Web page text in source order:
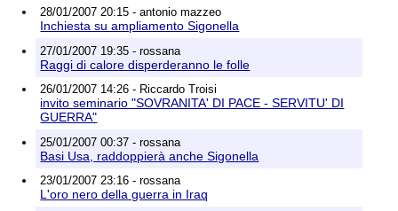
28/01/2007 20:15 - antonio mazzeo
Inchiesta su ampliamento Sigonella
27/01/2007 19:35 - rossana
Raggi di calore disperderanno le folle
26/01/2007 14:26 - Riccardo Troisi
invito seminario "SOVRANITA' DI PACE - SERVITU' DI
GUERRA"
25/01/2007 00:37 - rossana
Basi Usa, raddoppierà anche Sigonella
23/01/2007 23:16 - rossana
L'oro nero della guerra in Iraq